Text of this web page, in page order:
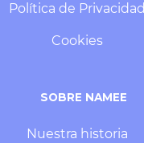
Política de Privacidad
Cookies
SOBRE NAMEE
Nuestra historia